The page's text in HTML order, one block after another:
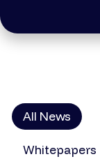
All News
Whitepapers